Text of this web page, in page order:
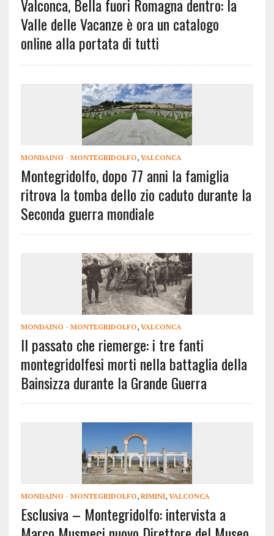
Valconca, Bella fuori Romagna dentro: la
Valle delle Vacanze è ora un catalogo
online alla portata di tutti
MONDAINO - MONTEGRIDOLFO, VALCONCA
Montegridolfo, dopo 77 anni la famiglia
ritrova la tomba dello zio caduto durante la
Seconda guerra mondiale
MONDAINO - MONTEGRIDOLFO, VALCONCA
Il passato che riemerge: i tre fanti
montegridolfesi morti nella battaglia della
Bainsizza durante la Grande Guerra
MONDAINO - MONTEGRIDOLFO, RIMINI, VALCONCA
Esclusiva – Montegridolfo: intervista a